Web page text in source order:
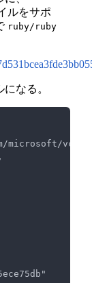
ルをサポ
ruby/ruby
なる。
microsoft/